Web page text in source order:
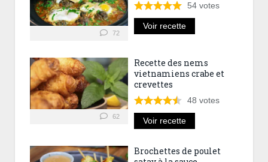
72
54 votes
Voir recette
62
Recette des nems
vietnamiens crabe et
crevettes
48 votes
Voir recette
Brochettes de poulet